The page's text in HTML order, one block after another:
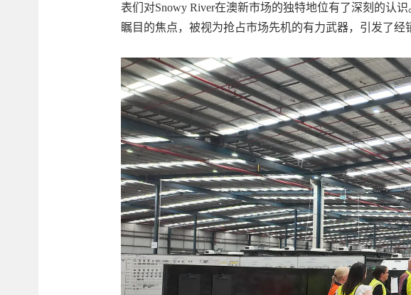
表们对Snowy River在澳新市场的独特地位有了深刻的认
瞩目的焦点，被视为抢占市场先机的有力武器，引发了经